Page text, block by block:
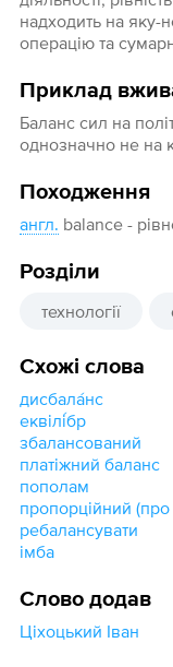
надходить на яку-
операцію та
Приклад
Баланс сил на
однозначно не на
Походження
англ. balance -
Розділи
технології
Схожі слова
дисбала́нс
еквілі́бр
збалансований
платіжний баланс
пополам
пропорційний (про
ребалансувати
імба
Слово додав
Ціхоцький Іван